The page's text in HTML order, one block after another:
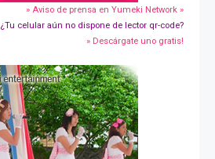
» Aviso de prensa en Yumeki Network »
¿Tu celular aún no dispone de lector qr-code?
» Descárgate uno gratis!